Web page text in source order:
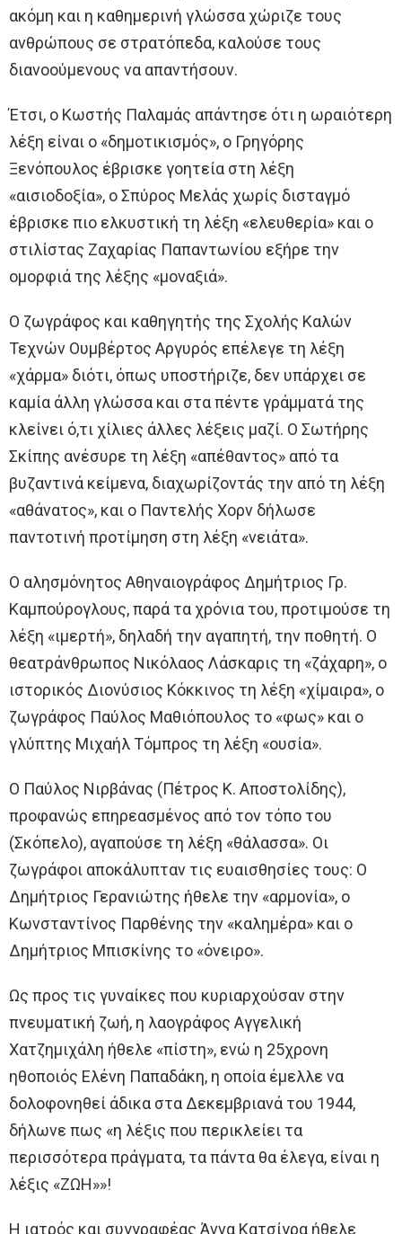
ακόμη και η καθημερινή γλώσσα χώριζε τους
ανθρώπους σε στρατόπεδα, καλούσε τους
διανοούμενους να απαντήσουν.
Έτσι, ο Κωστής Παλαμάς απάντησε ότι η ωραιότερη
λέξη είναι ο «δημοτικισμός», ο Γρηγόρης
Ξενόπουλος έβρισκε γοητεία στη λέξη
«αισιοδοξία», ο Σπύρος Μελάς χωρίς δισταγμό
έβρισκε πιο ελκυστική τη λέξη «ελευθερία» και ο
στιλίστας Ζαχαρίας Παπαντωνίου εξήρε την
ομορφιά της λέξης «μοναξιά».
Ο ζωγράφος και καθηγητής της Σχολής Καλών
Τεχνών Ουμβέρτος Αργυρός επέλεγε τη λέξη
«χάρμα» διότι, όπως υποστήριζε, δεν υπάρχει σε
καμία άλλη γλώσσα και στα πέντε γράμματά της
κλείνει ό,τι χίλιες άλλες λέξεις μαζί. Ο Σωτήρης
Σκίπης ανέσυρε τη λέξη «απέθαντος» από τα
βυζαντινά κείμενα, διαχωρίζοντάς την από τη λέξη
«αθάνατος», και ο Παντελής Χορν δήλωσε
παντοτινή προτίμηση στη λέξη «νειάτα».
Ο αλησμόνητος Αθηναιογράφος Δημήτριος Γρ.
Καμπούρογλους, παρά τα χρόνια του, προτιμούσε τη
λέξη «ιμερτή», δηλαδή την αγαπητή, την ποθητή. Ο
θεατράνθρωπος Νικόλαος Λάσκαρις τη «ζάχαρη», ο
ιστορικός Διονύσιος Κόκκινος τη λέξη «χίμαιρα», ο
ζωγράφος Παύλος Μαθιόπουλος το «φως» και ο
γλύπτης Μιχαήλ Τόμπρος τη λέξη «ουσία».
Ο Παύλος Νιρβάνας (Πέτρος Κ. Αποστολίδης),
προφανώς επηρεασμένος από τον τόπο του
(Σκόπελο), αγαπούσε τη λέξη «θάλασσα». Οι
ζωγράφοι αποκάλυπταν τις ευαισθησίες τους: Ο
Δημήτριος Γερανιώτης ήθελε την «αρμονία», ο
Κωνσταντίνος Παρθένης την «καλημέρα» και ο
Δημήτριος Μπισκίνης το «όνειρο».
Ως προς τις γυναίκες που κυριαρχούσαν στην
πνευματική ζωή, η λαογράφος Αγγελική
Χατζημιχάλη ήθελε «πίστη», ενώ η 25χρονη
ηθοποιός Ελένη Παπαδάκη, η οποία έμελλε να
δολοφονηθεί άδικα στα Δεκεμβριανά του 1944,
δήλωνε πως «η λέξις που περικλείει τα
περισσότερα πράγματα, τα πάντα θα έλεγα, είναι η
λέξις «ΖΩΗ»»!
Η ιατρός και συγγραφέας Άννα Κατσίγρα ήθελε